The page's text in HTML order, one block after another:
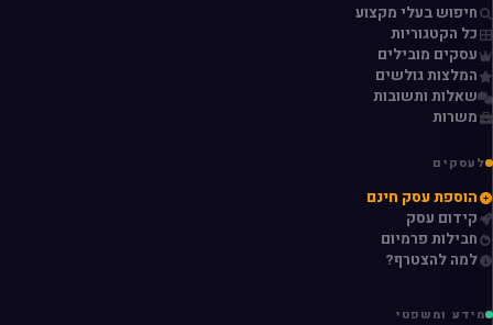
חיפוש בעלי מקצוע
כל הקטגוריות
עסקים מובילים
המלצות גולשים
שאלות ותשובות
משרות
לעסקים
הוספת עסק חינם
קידום עסק
חבילות פרמיום
למה להצטרף?
מידע ומשפטי